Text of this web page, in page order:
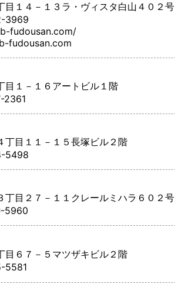
目１４－１３ラ・ヴィスタ白山４０２号
3969
fudousan.com/
fudousan.com
目１－１６アートビル１階
2361
丁目１１－１５長塚ビル２階
5498
丁目２７－１１クレールミハラ６０２号
5960
目６７－５マツザキビル２階
5581